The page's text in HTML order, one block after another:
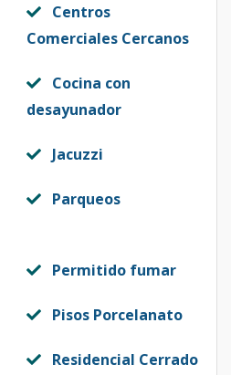
Centros
Comerciales Cercanos
Cocina con
desayunador
Jacuzzi
Parqueos
Permitido fumar
Pisos Porcelanato
Residencial Cerrado